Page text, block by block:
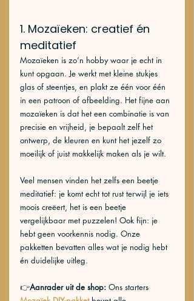
1. Mozaïeken: creatief én
meditatief
Mozaïeken is zo’n hobby waar je echt in
kunt opgaan. Je werkt met kleine stukjes
glas of steentjes, en plakt ze één voor één
in een patroon of afbeelding. Het fijne aan
mozaïeken is dat het een combinatie is van
precisie en vrijheid, je bepaalt zelf het
ontwerp, de kleuren en kunt het jezelf zo
moeilijk of juist makkelijk maken als je wilt.
Veel mensen vinden het zelfs een beetje
meditatief: je komt echt tot rust terwijl je iets
moois creëert, het is een beetje
vergelijkbaar met puzzelen! Ook fijn: je
hebt geen voorkennis nodig. Onze
pakketten bevatten alles wat je nodig hebt
én duidelijke uitleg.
👉Aanrader uit de shop: Ons starters